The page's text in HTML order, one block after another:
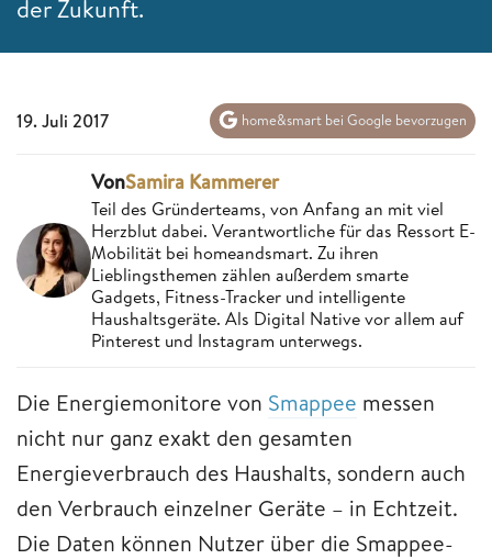
der Zukunft.
19. Juli 2017 home&smart bei Google bevorzugen
VonSamira Kammerer
Teil des Gründerteams, von Anfang an mit viel
Herzblut dabei. Verantwortliche für das Ressort E-
Mobilität bei homeandsmart. Zu ihren
Lieblingsthemen zählen außerdem smarte
Gadgets, Fitness-Tracker und intelligente
Haushaltsgeräte. Als Digital Native vor allem auf
Pinterest und Instagram unterwegs.
Die Energiemonitore von Smappee messen
nicht nur ganz exakt den gesamten
Energieverbrauch des Haushalts, sondern auch
den Verbrauch einzelner Geräte – in Echtzeit.
Die Daten können Nutzer über die Smappee-